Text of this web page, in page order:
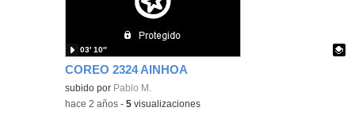
COREO 2324 AINHOA
Contenido educativo.
subido por Pablo M.
03′ 10″
-hace 2 años -5 visualizaciones